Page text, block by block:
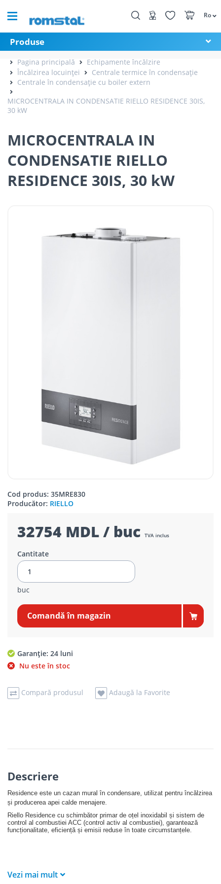
Ro
Produse
Pagina principală
Echipamente încălzire
Încălzirea locuinței
Centrale termice în condensație
Centrale în condensație cu boiler extern
MICROCENTRALA IN CONDENSATIE RIELLO RESIDENCE 30IS,
30 kW
MICROCENTRALA IN
CONDENSATIE RIELLO
RESIDENCE 30IS, 30 kW
Cod produs: 35MRE830
Producător: RIELLO
32754 MDL / buc TVA inclus
Cantitate
buc
Comandă în magazin
Garanție: 24 luni
Nu este în stoc
Compară produsul Adaugă la Favorite
Descriere
Residence este un cazan mural în condensare, utilizat pentru încălzirea
și producerea apei calde menajere.
Riello Residence cu schimbător primar de oțel inoxidabil și sistem de
control al combustiei ACC (control activ al combustiei), garantează
funcționalitate, eficiență și emisii reduse în toate circumstanțele.
Vezi mai mult